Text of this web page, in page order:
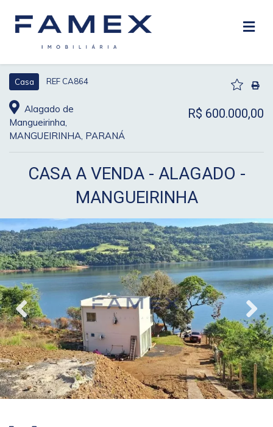
Casa REF CA864
Alagado de
Mangueirinha,
MANGUEIRINHA, PARANÁ
R$ 600.000,00
CASA A VENDA - ALAGADO -
MANGUEIRINHA